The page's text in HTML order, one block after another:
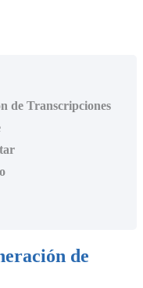
de Transcripciones
de